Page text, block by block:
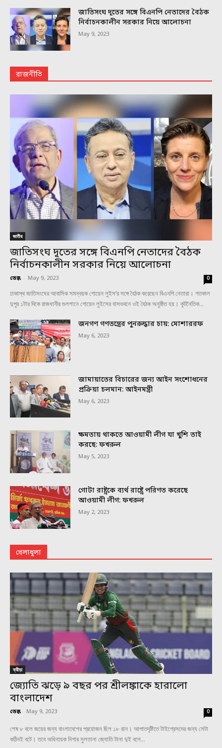
জাতিসংঘ দূতের সঙ্গে বিএনপি নেতাদের বৈঠক
নির্বাচনকালীন সরকার নিয়ে আলোচনা
May 9, 2023
রাজনীতি
জাতীয়
জাতিসংঘ দূতের সঙ্গে বিএনপি নেতাদের বৈঠক
নির্বাচনকালীন সরকার নিয়ে আলোচনা
ডেস্ক - May 9, 2023 0
ঢাকাস্থ জাতিসংঘের আবাসিক সমন্বয়ক গোয়েন লুইস’র সঙ্গে বৈঠক করেছেন বিএনপি নেতারা। গতকাল
দুপুর ১টার দিকে রাজধানীর গুলশানে গোয়েন লুইসের বাসভবনে ওই বৈঠক অনুষ্ঠিত হয়। কূটনৈতিক...
জনগণ গণতন্ত্রের পুনরুদ্ধার চায়: মোশাররফ
May 6, 2023
জামায়াতের বিচারের জন্য আইন সংশোধনের
প্রক্রিয়া চলমান: আইনমন্ত্রী
May 6, 2023
ক্ষমতায় থাকতে আওয়ামী লীগ যা খুশি তাই
করছে: ফখরুল
May 5, 2023
গোটা রাষ্ট্রকে ব্যর্থ রাষ্ট্রে পরিণত করেছে
আওয়ামী লীগ: ফখরুল
May 2, 2023
খেলাধুলা
ক্রীড়া
জ্যোতি ঝড়ে ৯ বছর পর শ্রীলঙ্কাকে হারালো
বাংলাদেশ
ডেস্ক - May 9, 2023 0
শেষ ৮ বলে জয়ের জন্য বাংলাদেশের প্রয়োজন ছিল ১৮ রান। আপাতদৃষ্টিতে টাইগ্রেসদের জন্য সেটা
কঠিনই বটে। তবে অধিনায়ক নিগার সুলতানা জ্যোতি টানা দুই বলে...